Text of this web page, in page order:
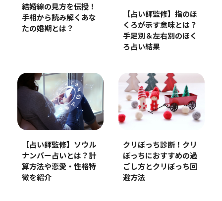
結婚線の見方を伝授！
手相から読み解くあな
たの婚期とは？
【占い師監修】指のほ
くろが示す意味とは？
手足別＆左右別のほく
ろ占い結果
【占い師監修】ソウル
ナンバー占いとは？計
算方法や恋愛・性格特
徴を紹介
クリぼっち診断！クリ
ぼっちにおすすめの過
ごし方とクリぼっち回
避方法